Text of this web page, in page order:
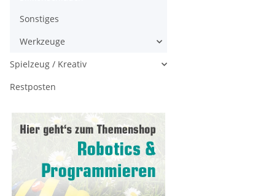
Sonstiges
Werkzeuge
Spielzeug / Kreativ
Restposten